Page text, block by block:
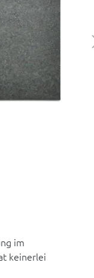
im
keinerlei